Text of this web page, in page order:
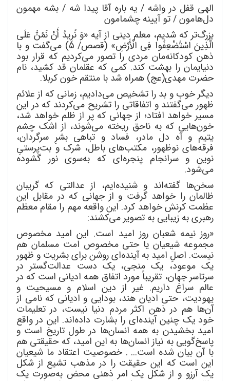
الهی قفل در واشه / یه باره آقا پیدا شه / بشه مهمون
دلهامون / تو آیینه چشمامون
بزرگتر که شدیم، معلم دینی از آیه «وَ نُرِیدُ أَنْ نَمُنَّ عَلَی
الَّذِینَ اسْتُضْعِفُوا فِی الْأَرْضِ» (قصص/ ٥) می گفت و با
ذهن کودکانهمان مردی را تصور میکردیم که قرار بود
دنیایمان را بهشت کند. کمی که عقلمان قد کشید، نام
حضرت مهدی(عج) همراه شد با منتقم خون کربلا.
دیگر خوب و بد را تشخیص میدادیم، زمانی که از علائم
ظهور میگفتند و اتفاقاتی را تشریح میکردند که در این
مسیر خواهد افتاد؛ از جهانی که پر از ظلم خواهد شد،
خونهایی که به ناحق ریخته میشوند، از اشک چشم
یتیم و آه دل مادر، فساد و تباهی بشرِ سرگردان،
فرقههای نوظهور، مکتبهای باطل، شرک و بتپرستیِ
نوین و سرانجام پنجرهای که بهسوی نور گشوده
میشود.
سخنها گفتهاند و شنیدهایم، از عدالتی که گریبان
ظالمان را خواهد گرفت و از جهانی که در مقابل این
عظمت کرنش خواهد کرد. این واقعه مهم را مقام معظم
رهبری به زیبایی به تصویر میکشند:
«روز نیمه شعبان روز امید است. این امید مخصوص
مجموعه شیعیان یا حتی مخصوص امت مسلمان هم
نیست. اصلِ امید به آیندهای روشن برای بشریت و ظهور
یک موعود، یک منجی، یک دست عدالتگستر در
سرتاسر جهان، تقریباً مورد اتفاق همه ادیانی است که در
عالم سراغ داریم. غیر از دین اسلام و مسیحیت و
یهودیت، حتی ادیان هند، بودایی و ادیانی که نامی از
آنها هم در ذهن اکثر مردم دنیا نیست، در تعلیمات
خود یک چنین آیندهای را بشارت دادهاند. این در واقع
امید بخشیدن به همه انسانها در طول تاریخ است و
پاسخگویی به نیاز انسانها به این امید، که حقیقتی هم
با آن بیان شده است... . خصوصیت اعتقاد ما شیعیان
این است که این حقیقت را در مذهب تشیع از شکل
یک آرزو و از شکل یک امر ذهنی محض بهصورت یک